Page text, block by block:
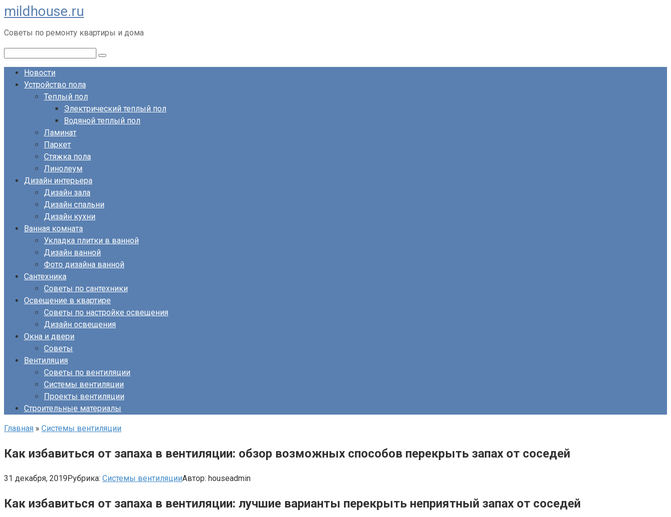
Перейти
к
контенту
mildhouse.ru
Советы по ремонту квартиры и дома
Новости
Устройство пола
Теплый пол
Электрический теплый пол
Водяной теплый пол
Ламинат
Паркет
Стяжка пола
Линолеум
Дизайн интерьера
Дизайн зала
Дизайн спальни
Дизайн кухни
Ванная комната
Укладка плитки в ванной
Дизайн ванной
Фото дизайна ванной
Сантехника
Советы по сантехники
Освещение в квартире
Советы по настройке освещения
Дизайн освещения
Окна и двери
Советы
Вентиляция
Советы по вентиляции
Системы вентиляции
Проекты вентиляции
Строительные материалы
Главная » Системы вентиляции
Как избавиться от запаха в вентиляции: обзор возможных способов перекрыть запах от соседей
31 декабря, 2019Рубрика: Системы вентиляцииАвтор: houseadmin
Как избавиться от запаха в вентиляции: лучшие варианты перекрыть неприятный запах от соседей